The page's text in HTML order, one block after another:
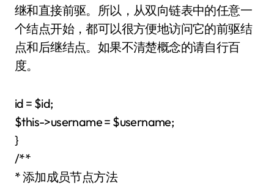
继和直接前驱。所以，从双向链表中的任意一
个结点开始，都可以很方便地访问它的前驱结
点和后继结点。如果不清楚概念的请自行百
度。
id = $id;
$this->username = $username;
}
/**
* 添加成员节点方法